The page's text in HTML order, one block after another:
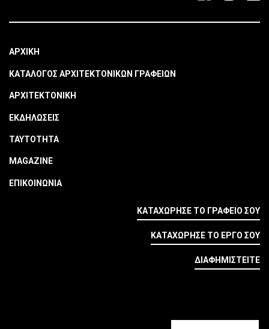
ΑΡΧΙΚΗ
ΚΑΤΑΛΟΓΟΣ ΑΡΧΙΤΕΚΤΟΝΙΚΩΝ ΓΡΑΦΕΙΩΝ
ΑΡΧΙΤΕΚΤΟΝΙΚΗ
ΕΚΔΗΛΩΣΕΙΣ
ΤΑΥΤΟΤΗΤΑ
MAGAZINE
ΕΠΙΚΟΙΝΩΝΙΑ
ΚΑΤΑΧΩΡΗΣΕ ΤΟ ΓΡΑΦΕΙΟ ΣΟΥ
ΚΑΤΑΧΩΡΗΣΕ ΤΟ ΕΡΓΟ ΣΟΥ
ΔΙΑΦΗΜΙΣΤΕΙΤΕ